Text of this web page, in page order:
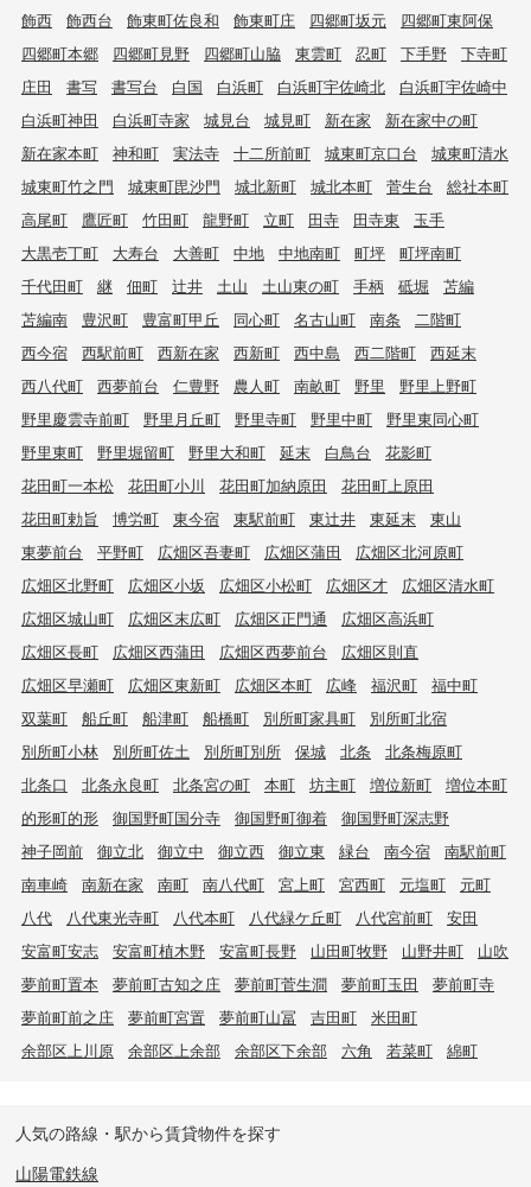
飾西
飾西台 飾東町佐良和 飾東町庄 四郷町坂元
四郷町東阿保
四郷町本郷
四郷町見野 四郷町山脇 東雲町 忍町 下手野
下寺町
庄田
書写 書写台 白国 白浜町 白浜町宇佐崎北
白浜町宇佐崎中
白浜町神田
白浜町寺家 城見台 城見町 新在家
新在家中の町
新在家本町
神和町 実法寺 十二所前町 城東町京口台
城東町清水
城東町竹之門
城東町毘沙門 城北新町 城北本町 菅生台
総社本町
高尾町
鷹匠町 竹田町 龍野町 立町 田寺 田寺東
玉手
大黒壱丁町
大寿台 大善町 中地 中地南町 町坪
町坪南町
千代田町
継 佃町 辻井 土山 土山東の町 手柄 砥堀
苫編
苫編南
豊沢町 豊富町甲丘 同心町 名古山町 南条
二階町
西今宿
西駅前町 西新在家 西新町 西中島 西二階町
西延末
西八代町
西夢前台 仁豊野 農人町 南畝町 野里
野里上野町
野里慶雲寺前町
野里月丘町 野里寺町 野里中町
野里東同心町
野里東町
野里堀留町 野里大和町 延末 白鳥台
花影町
花田町一本松
花田町小川 花田町加納原田
花田町上原田
花田町勅旨
博労町 東今宿 東駅前町 東辻井 東延末
東山
東夢前台
平野町 広畑区吾妻町 広畑区蒲田
広畑区北河原町
広畑区北野町
広畑区小坂 広畑区小松町 広畑区才
広畑区清水町
広畑区城山町
広畑区末広町 広畑区正門通
広畑区高浜町
広畑区長町
広畑区西蒲田 広畑区西夢前台
広畑区則直
広畑区早瀬町
広畑区東新町 広畑区本町 広峰 福沢町
福中町
双葉町
船丘町 船津町 船橋町 別所町家具町
別所町北宿
別所町小林
別所町佐土 別所町別所 保城 北条
北条梅原町
北条口
北条永良町 北条宮の町 本町 坊主町 増位新町
増位本町
的形町的形
御国野町国分寺 御国野町御着
御国野町深志野
神子岡前
御立北 御立中 御立西 御立東 緑台 南今宿
南駅前町
南車崎
南新在家 南町 南八代町 宮上町 宮西町 元塩町
元町
八代
八代東光寺町 八代本町 八代緑ケ丘町 八代宮前町
安田
安富町安志
安富町植木野 安富町長野 山田町牧野 山野井町
山吹
夢前町置本
夢前町古知之庄 夢前町菅生澗 夢前町玉田
夢前町寺
夢前町前之庄
夢前町宮置 夢前町山冨 吉田町
米田町
余部区上川原
余部区上余部 余部区下余部 六角 若菜町 綿町
人気の路線・駅から賃貸物件を探す
山陽電鉄線